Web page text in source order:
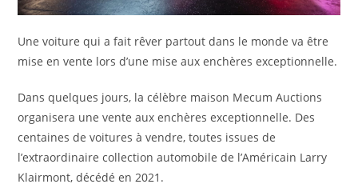
Une voiture qui a fait rêver partout dans le monde va être
mise en vente lors d’une mise aux enchères exceptionnelle.
Dans quelques jours, la célèbre maison Mecum Auctions
organisera une vente aux enchères exceptionnelle. Des
centaines de voitures à vendre, toutes issues de
l’extraordinaire collection automobile de l’Américain Larry
Klairmont, décédé en 2021.